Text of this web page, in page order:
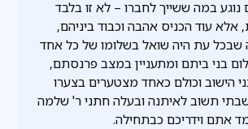
נוגע במה ששייך לחברו – לא זו בלבד
אלא עוד הכניס אהבה וכבוד ביניהם,
שבכל עת היה שואל בשלומו של כל אחד
בני ביתם ומתעניין במצב פרנסתם,
הישוב וכולם כאחד מצטערים בצערו
תשוב לאיתנה ובעלה חתני ר' שלמה
אתם וידריכם כבתחילה.